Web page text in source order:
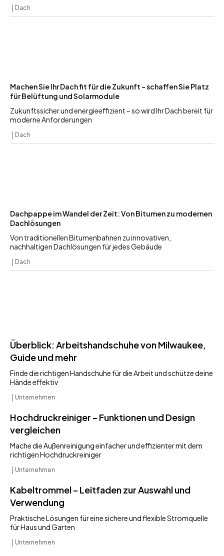
Dach
Machen Sie Ihr Dach fit für die Zukunft – schaffen Sie Platz
für Belüftung und Solarmodule
Zukunftssicher und energieeffizient – so wird Ihr Dach bereit für
moderne Anforderungen
Dach
Dachpappe im Wandel der Zeit: Von Bitumen zu modernen
Dachlösungen
Von traditionellen Bitumenbahnen zu innovativen,
nachhaltigen Dachlösungen für jedes Gebäude
Dach
Überblick: Arbeitshandschuhe von Milwaukee,
Guide und mehr
Finde die richtigen Handschuhe für die Arbeit und schütze deine
Hände effektiv
Unternehmen
Hochdruckreiniger – Funktionen und Design
vergleichen
Mache die Außenreinigung einfacher und effizienter mit dem
richtigen Hochdruckreiniger
Unternehmen
Kabeltrommel – Leitfaden zur Auswahl und
Verwendung
Praktische Lösungen für eine sichere und flexible Stromquelle
für Haus und Garten
Unternehmen